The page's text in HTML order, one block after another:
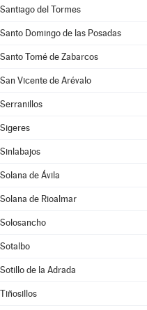
Santiago del Tormes
Santo Domingo de las Posadas
Santo Tomé de Zabarcos
San Vicente de Arévalo
Serranillos
Sigeres
Sinlabajos
Solana de Ávila
Solana de Rioalmar
Solosancho
Sotalbo
Sotillo de la Adrada
Tiñosillos